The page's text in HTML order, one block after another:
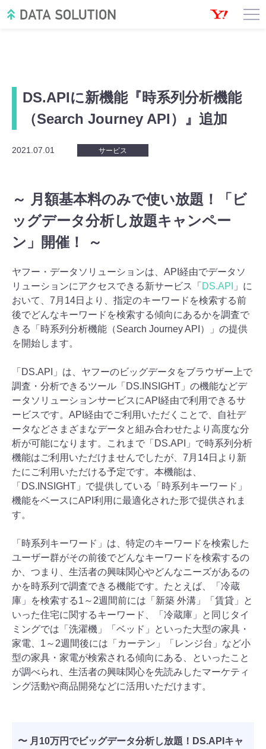
DS.APIに新機能『時系列分析機能
（Search Journey API）』追加
2021.07.01 サービス
～ 月額基本料のみで使い放題！「ビ
ッグデータ分析し放題キャンペー
ン」開催！ ～
ヤフー・データソリューションは、API経由でデータソ
リューションにアクセスできる新サービス「 DS.API
」に
おいて、7月14日より、指定のキーワードを検索する前
後でどんなキーワードを検索する傾向にあるかを調査で
きる「時系列分析機能（Search Journey API）」の提供
を開始します。
「DS.API」は、ヤフーのビッグデータをブラウザー上で
調査・分析できるツール「DS.INSIGHT」の機能などデ
ータソリューションサービスにAPI経由で利用できるサ
ービスです。API経由でご利用いただくことで、自社デ
ータなどさまざまなデータと組み合わせたより高度な分
析が可能になります。これまで「DS.API」で時系列分析
機能はご利用いただけませんでしたが、7月14日より新
たにご利用いただける予定です。本機能は、
「DS.INSIGHT」で提供している「時系列キーワード」
機能をベースにAPI利用に最適化された形で提供されま
す。
「時系列キーワード」は、特定のキーワードを検索した
ユーザー群がその前後でどんなキーワードを検索するの
か、つまり、生活者の興味関心やどんなニーズがあるの
かを時系列で調査できる機能です。たとえば、「冷蔵
庫」を検索する1～2週間前には「新築 外溝」「賃貸」と
いった住宅に関するキーワード、「冷蔵庫」と同じタイ
ミングでは「洗濯機」「ベッド」といった大型の家具・
家電、1～2週間後には「カーテン」「レンジ台」など小
型の家具・家電が検索される傾向にある、といったこと
が調べられ、生活者の興味関心を先読みしたマーケティ
ング活動や商品開発などに活用いただけます。
〜 月10万円でビッグデータ分析し放題！DS.APIキャ